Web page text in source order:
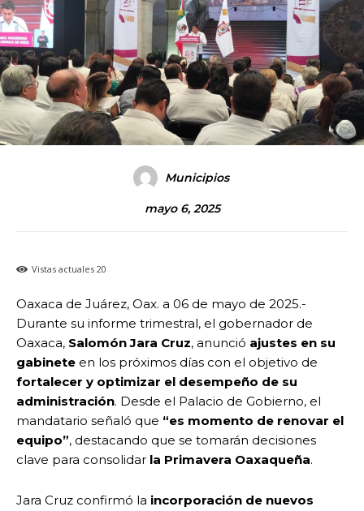
Municipios
mayo 6, 2025
Vistas actuales 20
Oaxaca de Juárez, Oax. a 06 de mayo de 2025.-
Durante su informe trimestral, el gobernador de
Oaxaca, Salomón Jara Cruz, anunció ajustes en su
gabinete en los próximos días con el objetivo de
fortalecer y optimizar el desempeño de su
administración. Desde el Palacio de Gobierno, el
mandatario señaló que “es momento de renovar el
equipo”, destacando que se tomarán decisiones
clave para consolidar la Primavera Oaxaqueña.
Jara Cruz confirmó la incorporación de nuevos